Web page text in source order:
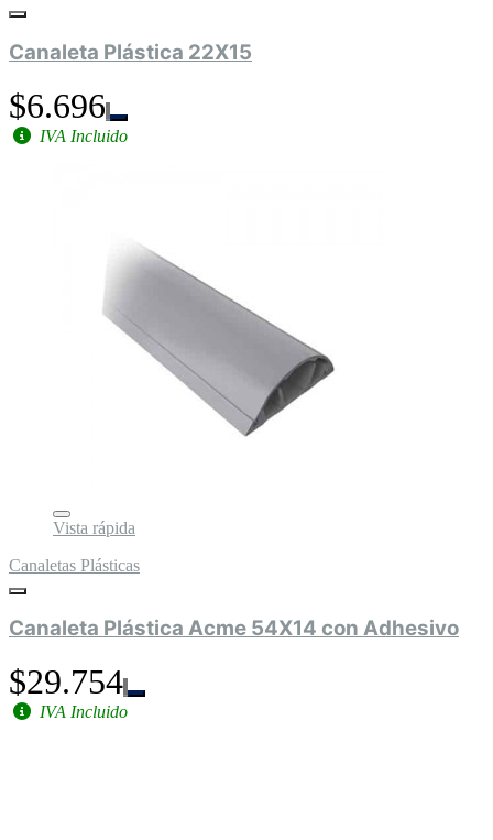
Canaleta Plástica 22X15
$6.696
IVA Incluido
Vista rápida
Canaletas Plásticas
Canaleta Plástica Acme 54X14 con Adhesivo
$29.754
IVA Incluido